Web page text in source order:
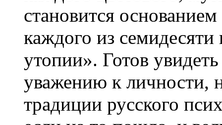
становится
каждого из
утопии». Готов
уважению к личности,
традиции русского